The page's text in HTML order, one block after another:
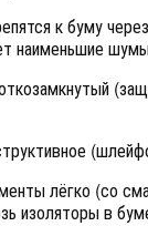
к буму
наименьшие
лёгко (со
изоляторы в